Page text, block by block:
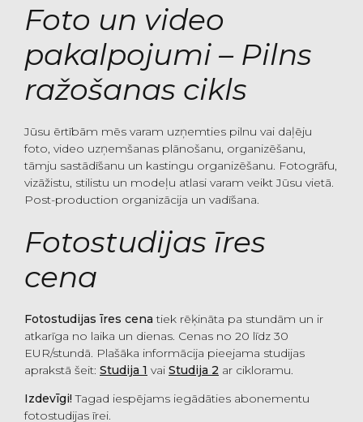
Foto un video
pakalpojumi – Pilns
ražošanas cikls
Jūsu ērtībām mēs varam uzņemties pilnu vai daļēju
foto, video uzņemšanas plānošanu, organizēšanu,
tāmju sastādīšanu un kastingu organizēšanu. Fotogrāfu,
vizāžistu, stilistu un modeļu atlasi varam veikt Jūsu vietā.
Post-production organizācija un vadīšana.
Fotostudijas īres
cena
Fotostudijas īres cena tiek rēķināta pa stundām un ir
atkarīga no laika un dienas. Cenas no 20 līdz 30
EUR/stundā. Plašāka informācija pieejama studijas
aprakstā šeit: Studija 1 vai Studija 2 ar cikloramu.
Izdevīgi! Tagad iespējams iegādāties abonementu
fotostudijas īrei.